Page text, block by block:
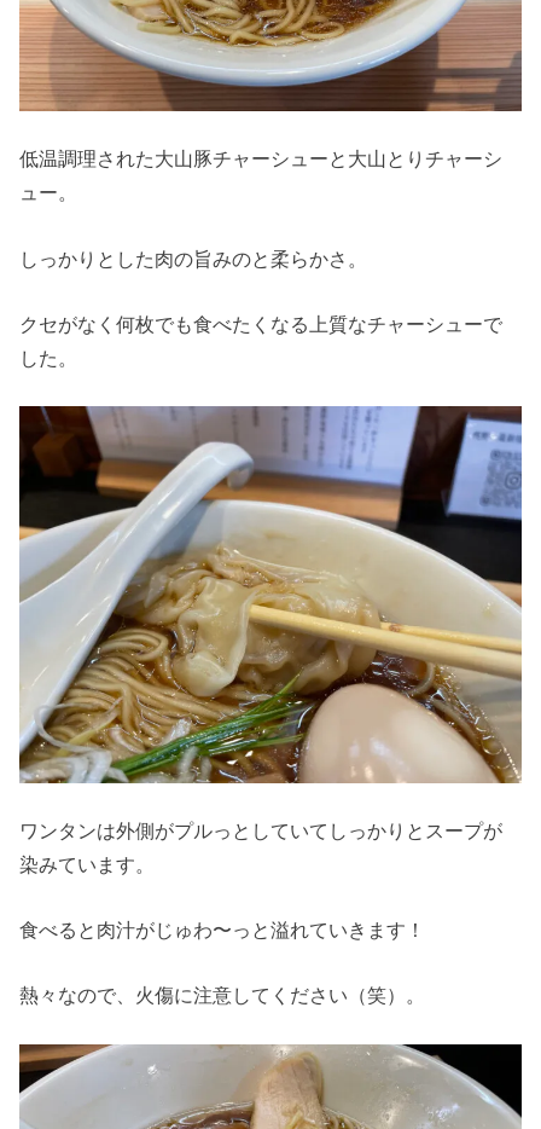
低温調理された大山豚チャーシューと大山とりチャーシ
ュー。
しっかりとした肉の旨みのと柔らかさ。
クセがなく何枚でも食べたくなる上質なチャーシューで
した。
ワンタンは外側がプルっとしていてしっかりとスープが
染みています。
食べると肉汁がじゅわ〜っと溢れていきます！
熱々なので、火傷に注意してください（笑）。